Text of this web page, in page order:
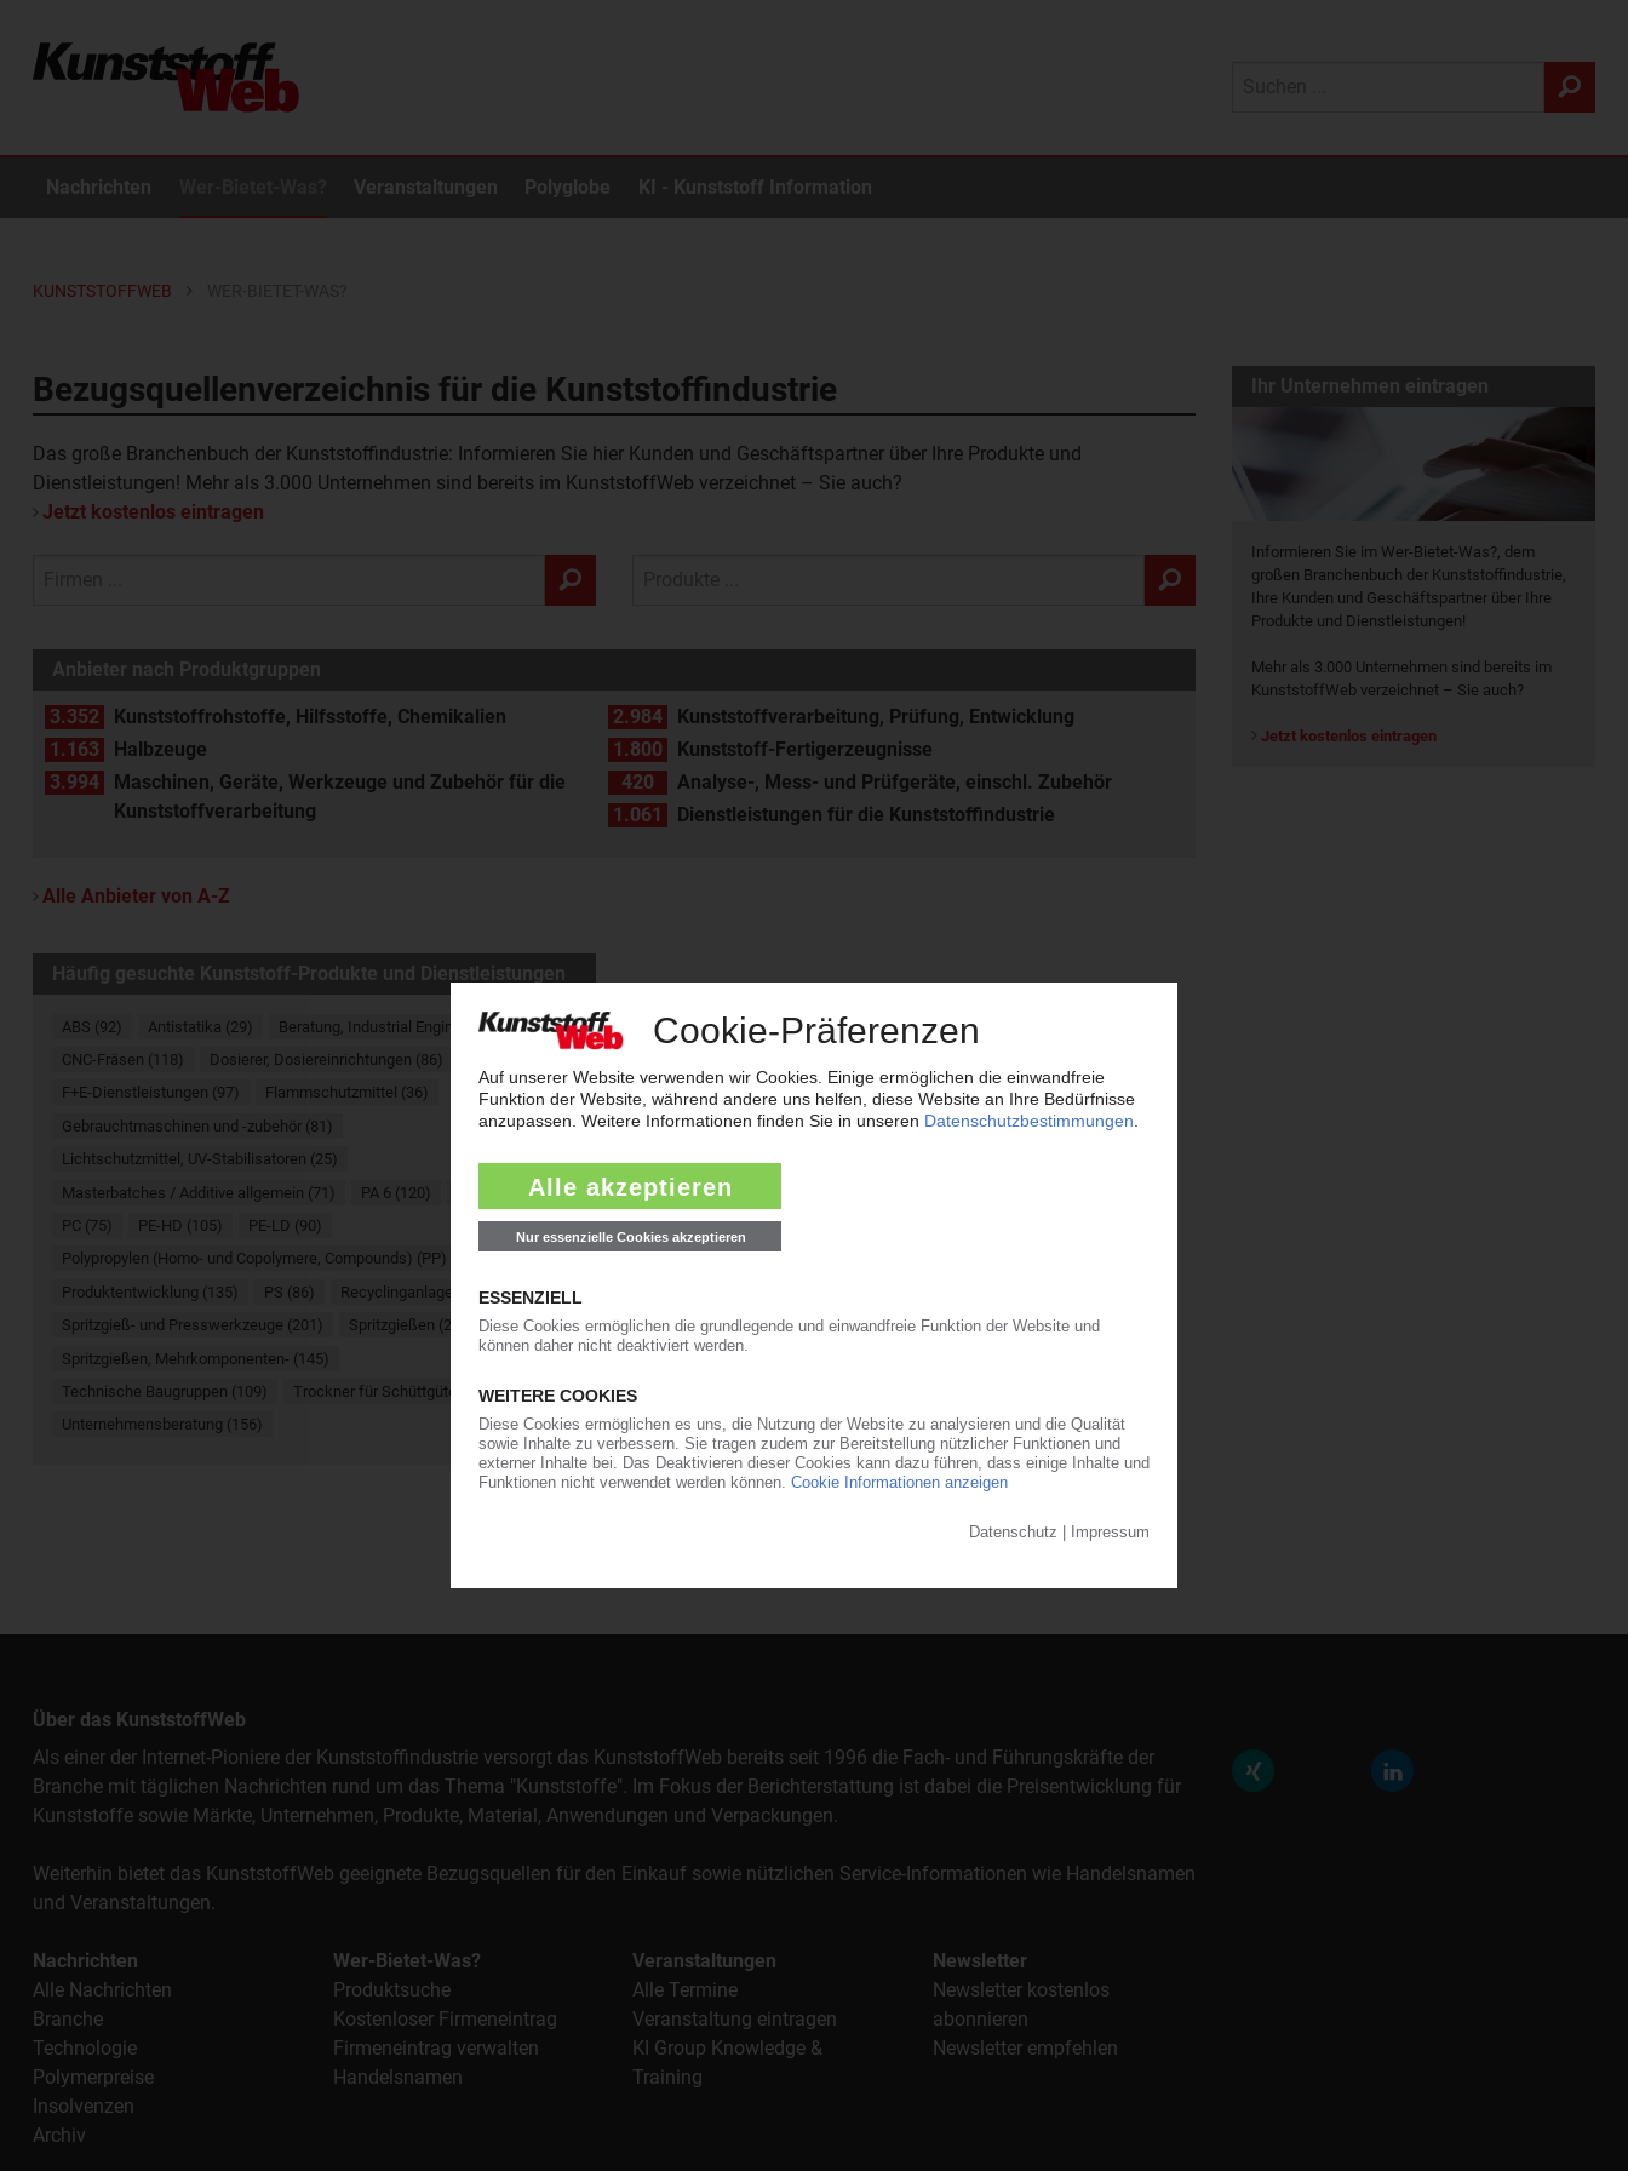
Nachrichten Veranstaltungen Polyglobe KI - Kunststoff Information
KUNSTSTOFFWEB
Bezugsquellenverzeichnis für die Kunststoffindustrie
Das große Branchenbuch der Kunststoffindustrie: Informieren Sie hier Kunden und Geschäftspartner über Ihre Produkte und
Dienstleistungen! Mehr als 3.000 Unternehmen sind bereits im KunststoffWeb verzeichnet – Sie auch?
Jetzt kostenlos eintragen
Anbieter nach Produktgruppen
3.352 Kunststoffrohstoffe, Hilfsstoffe, Chemikalien 2.984
Kunststoffverarbeitung, Prüfung, Entwicklung
1.163
Halbzeuge 1.800
Kunststoff-Fertigerzeugnisse
3.994
Maschinen, Geräte, Werkzeuge und Zubehör für die
Kunststoffverarbeitung
420
Analyse-, Mess- und Prüfgeräte, einschl. Zubehör
1.061
Dienstleistungen für die Kunststoffindustrie
Alle Anbieter von A-Z
Häufig gesuchte Kunststoff-Produkte und Dienstleistungen
ABS (92) Antistatika (29)
Beratung, Industrial Engineering (93)
CNC-Fräsen (118)
Dosierer, Dosiereinrichtungen (86)
F+E-Dienstleistungen (97)
Flammschutzmittel (36)
Gebrauchtmaschinen und -zubehör (81)
Lichtschutzmittel, UV-Stabilisatoren (25)
Masterbatches / Additive allgemein (71)
PA 6 (120)
PC (75)
PE-HD (105)
PE-LD (90)
Polypropylen (Homo- und Copolymere, Compounds) (PP) (141)
Produktentwicklung (135)
PS (86)
Recyclinganlagen (97)
Spritzgieß- und Presswerkzeuge (201)
Spritzgießen (289)
Spritzgießen, Mehrkomponenten- (145)
Technische Baugruppen (109)
Trockner für Schüttgüter (62)
Unternehmensberatung (156)
Ihr Unternehmen eintragen
Informieren Sie im Wer-Bietet-Was?, dem
großen Branchenbuch der Kunststoffindustrie,
Ihre Kunden und Geschäftspartner über Ihre
Produkte und Dienstleistungen!
Mehr als 3.000 Unternehmen sind bereits im
KunststoffWeb verzeichnet – Sie auch?
Jetzt kostenlos eintragen
Über das KunststoffWeb
Als einer der Internet-Pioniere der Kunststoffindustrie versorgt das KunststoffWeb bereits seit 1996 die Fach- und Führungskräfte der
Branche mit täglichen Nachrichten rund um das Thema "Kunststoffe". Im Fokus der Berichterstattung ist dabei die Preisentwicklung für
Kunststoffe sowie Märkte, Unternehmen, Produkte, Material, Anwendungen und Verpackungen.
Weiterhin bietet das KunststoffWeb geeignete Bezugsquellen für den Einkauf sowie nützlichen Service-Informationen wie Handelsnamen
und Veranstaltungen.
Nachrichten
Alle Nachrichten
Branche
Technologie
Polymerpreise
Insolvenzen
Archiv
Wer-Bietet-Was?
Produktsuche
Kostenloser Firmeneintrag
Firmeneintrag verwalten
Handelsnamen
Veranstaltungen
Alle Termine
Veranstaltung eintragen
KI Group Knowledge &
Training
Newsletter
Newsletter kostenlos
abonnieren
Newsletter empfehlen